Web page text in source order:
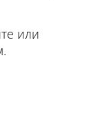
или